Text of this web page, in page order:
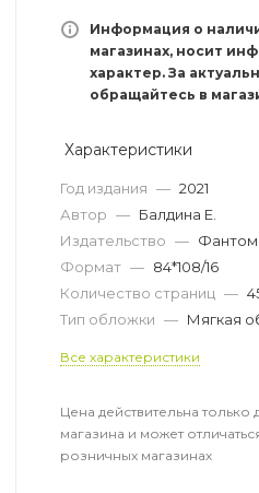
Информация о
магазинах, носит
характер. За
обращайтесь в
Характеристики
Год издания — 2021
Автор — Балдина Е.
Издательство —
Формат — 84*108/16
Количество страниц —
Тип обложки — Мягкая
Все характеристики
Цена действительна только
магазина и может
розничных магазинах